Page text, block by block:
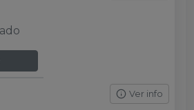
Ver info